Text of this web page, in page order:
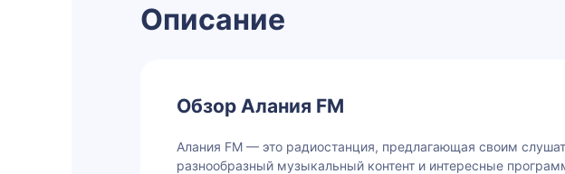
Описание
Обзор Алания FM
Алания FM — это радиостанция, предлагающая своим
разнообразный музыкальный контент и интересные